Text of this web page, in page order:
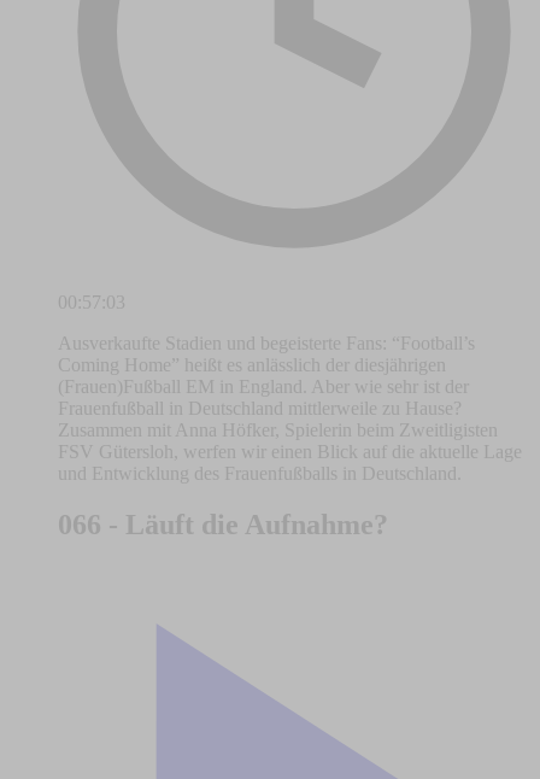
00:57:03
Ausverkaufte Stadien und begeisterte Fans: “Football’s
Coming Home” heißt es anlässlich der diesjährigen
(Frauen)Fußball EM in England. Aber wie sehr ist der
Frauenfußball in Deutschland mittlerweile zu Hause?
Zusammen mit Anna Höfker, Spielerin beim Zweitligisten
FSV Gütersloh, werfen wir einen Blick auf die aktuelle Lage
und Entwicklung des Frauenfußballs in Deutschland.
066 - Läuft die Aufnahme?